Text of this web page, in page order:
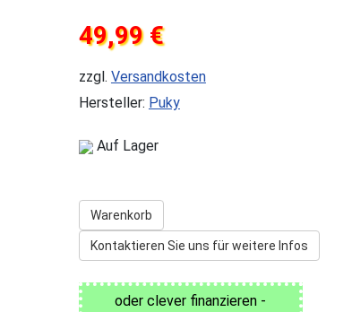
49,99 €
zzgl. Versandkosten
Hersteller: Puky
Auf Lager
Warenkorb
Kontaktieren Sie uns für weitere Infos
oder clever finanzieren -